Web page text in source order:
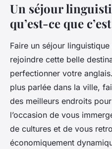
Un séjour
qu’est-ce que
Faire un séjour
rejoindre cette belle
perfectionner votre
plus parlée dans la ville,
des meilleurs endroits
l’occasion de vous
de cultures et de vous
économiquement